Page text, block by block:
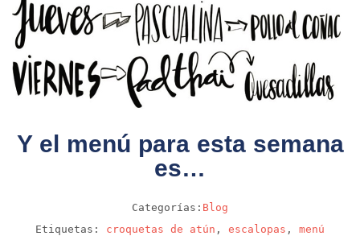
Y el menú para esta semana
es…
Categorías: Blog
Etiquetas: croquetas de atún , escalopas , menú